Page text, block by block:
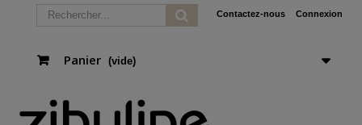
Connexion
Contactez-nous
Panier (vide)